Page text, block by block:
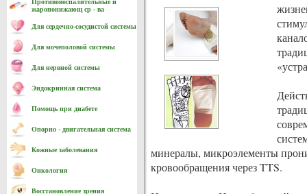
Противовоспалительные и
жаропонижающ ср - ва
Для сердечно-cосудистой системы
Для мочеполовой системы
Для нервной системы
Эндокринная система
Помощь при диабете
Опорно - двигательная система
Кожные заболевания
Онкология
Восстановление зрения
минералы, микроэлементы
кровообращения через TTS.